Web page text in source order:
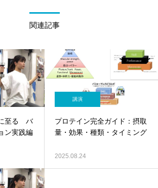
関連記事
至る バ
ン実践編
講演
プロテイン完全ガイド：摂取
量・効果・種類・タイミング
2025.08.24